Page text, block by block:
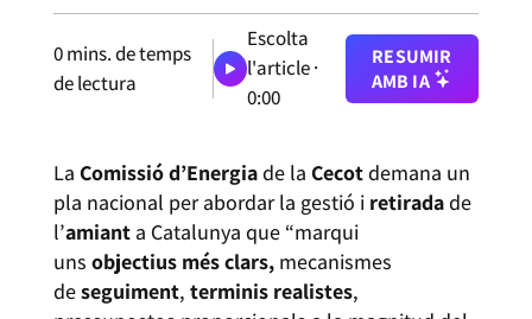
0mins. de temps
de lectura
Escolta
l'article ·
0:00
RESUMIR
AMB IA
La Comissió d’Energiade la Cecotdemana un
pla nacional per abordar la gestió i retiradade
l’amianta Catalunya que “marqui
uns objectius més clars, mecanismes
deseguiment, terminis realistes,